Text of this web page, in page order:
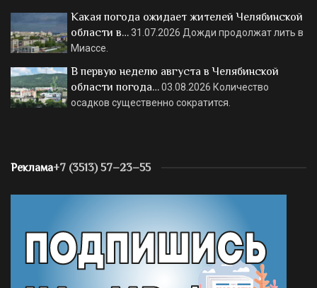
Какая погода ожидает жителей Челябинской
области в…31.07.2026 Дожди продолжат лить в
Миассе.
В первую неделю августа в Челябинской
области погода…03.08.2026 Количество
осадков существенно сократится.
Реклама+7 (3513) 57–23–55